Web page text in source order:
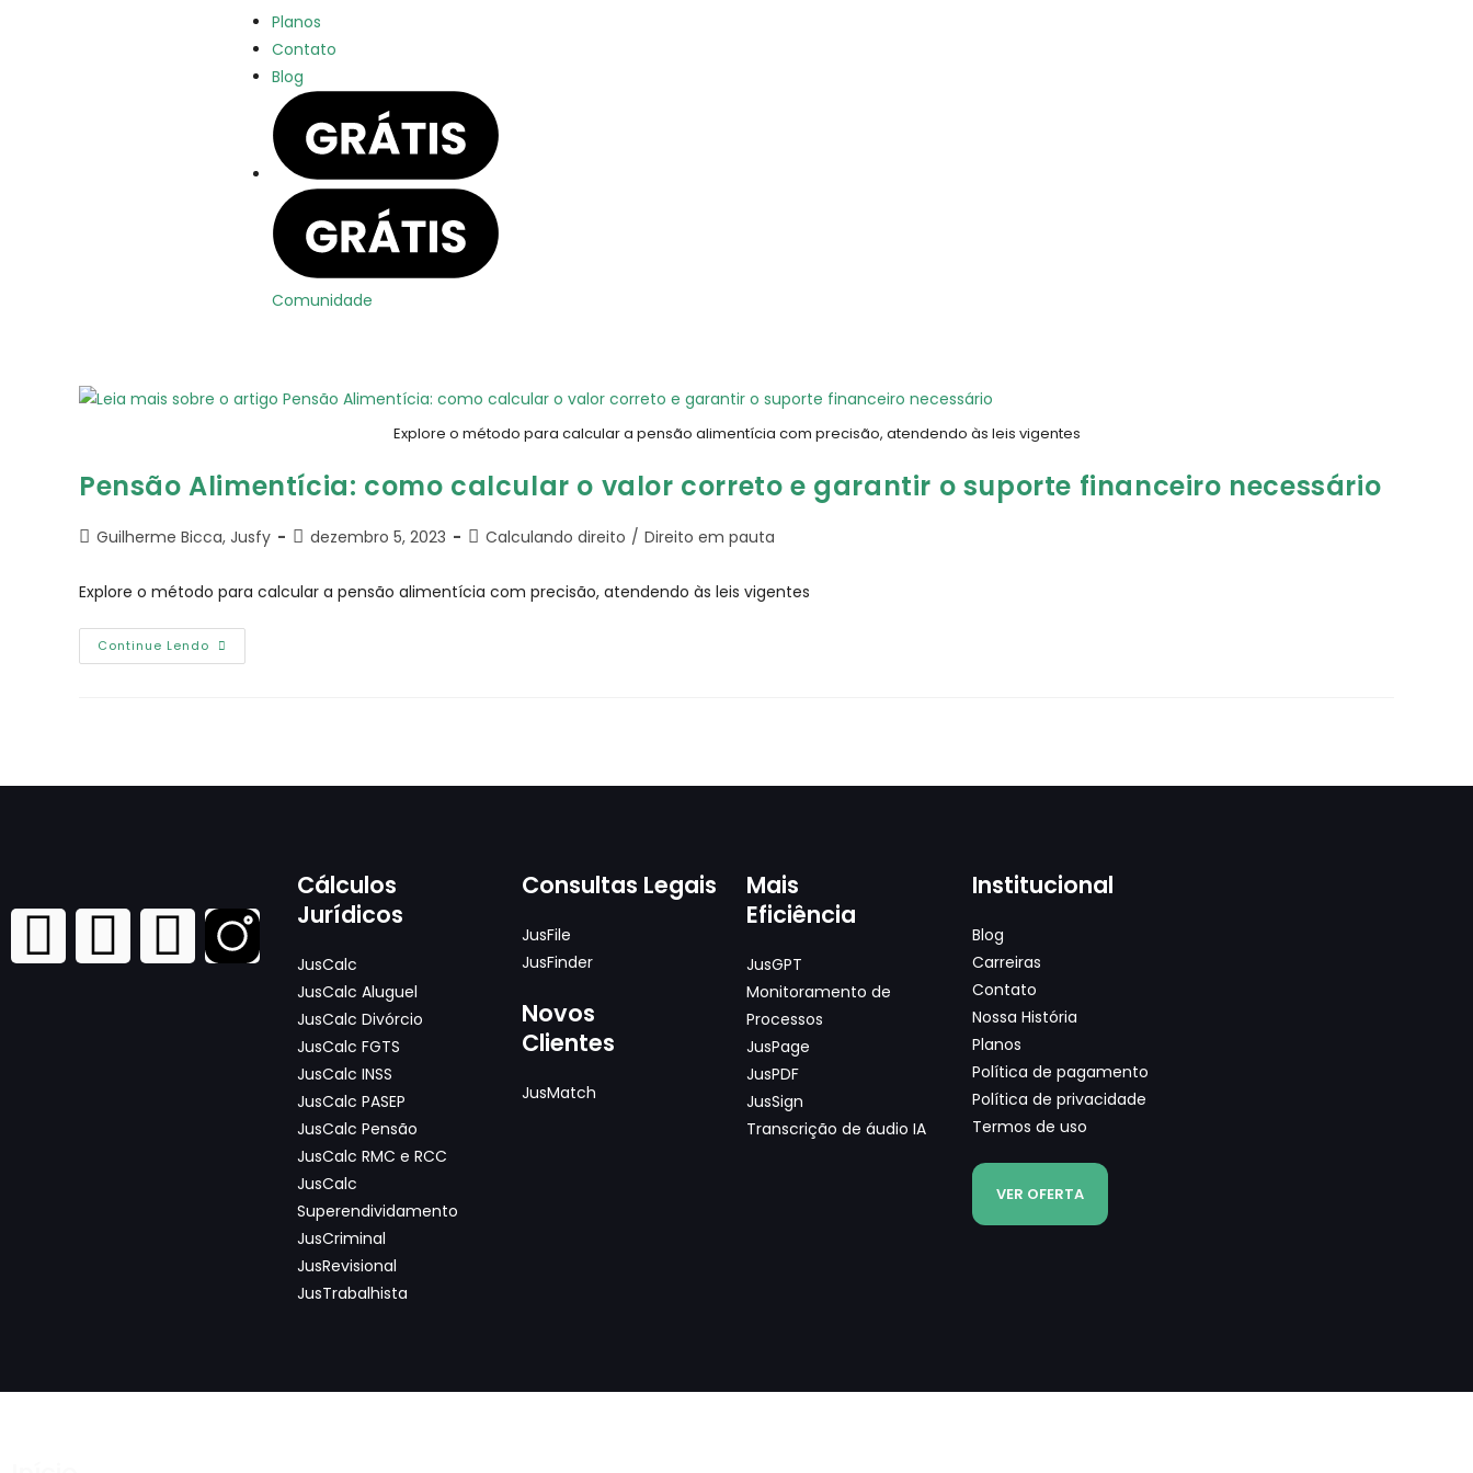
Planos
Contato
Blog
Comunidade
Explore o método para calcular a pensão alimentícia com precisão, atendendo às leis vigentes
Pensão Alimentícia: como calcular o valor correto e garantir o suporte financeiro necessário
Guilherme Bicca, Jusfy dezembro 5, 2023 Calculando direito / Direito em pauta
Explore o método para calcular a pensão alimentícia com precisão, atendendo às leis vigentes
Continue Lendo
Cálculos
Jurídicos
JusCalc
JusCalc Aluguel
JusCalc Divórcio
JusCalc FGTS
JusCalc INSS
JusCalc PASEP
JusCalc Pensão
JusCalc RMC e RCC
JusCalc
Superendividamento
JusCriminal
JusRevisional
JusTrabalhista
Consultas Legais
JusFile
JusFinder
Novos
Clientes
JusMatch
Mais
Eficiência
JusGPT
Monitoramento de
Processos
JusPage
JusPDF
JusSign
Transcrição de áudio IA
Institucional
Blog
Carreiras
Contato
Nossa História
Planos
Política de pagamento
Política de privacidade
Termos de uso
VER OFERTA